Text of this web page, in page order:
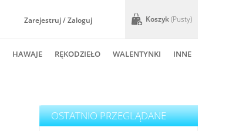
Zarejestruj / Zaloguj Koszyk(pusty)
HAWAJE RĘKODZIEŁO WALENTYNKI INNE
OSTATNIO PRZEGLĄDANE